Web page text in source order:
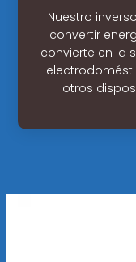
Nuestro
convertir
convierte en la
otros